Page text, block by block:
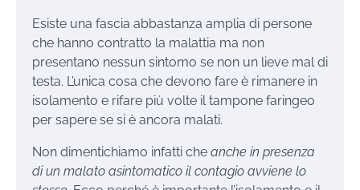
Esiste una fascia abbastanza amplia di persone
che hanno contratto la malattia ma non
presentano nessun sintomo se non un lieve mal di
testa. L’unica cosa che devono fare è rimanere in
isolamento e rifare più volte il tampone faringeo
per sapere se si è ancora malati.
Non dimentichiamo infatti che anche in presenza
di un malato asintomatico il contagio avviene lo